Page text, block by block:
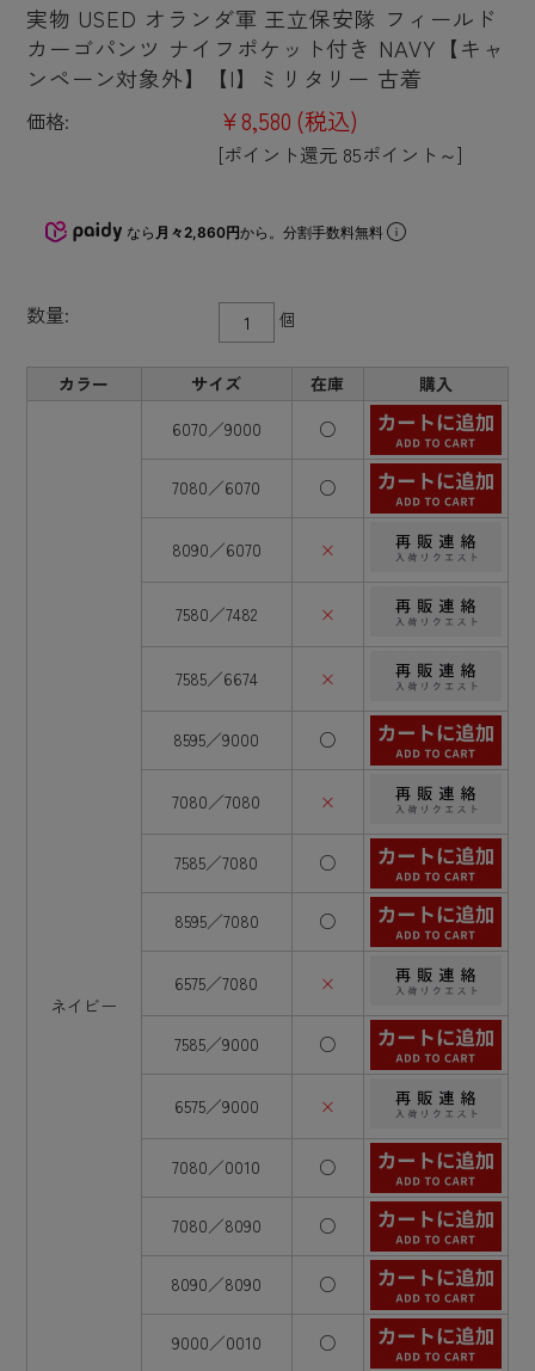
実物 USED オランダ軍 王立保安隊 フィールド
カーゴパンツ ナイフポケット付き NAVY【キャ
ンペーン対象外】【I】ミリタリー 古着
価格: ¥8,580 (税込)
[ポイント還元 85ポイント～]
なら 月々2,860円から。分割手数料無料
数量: 個
カラー サイズ 在庫 購入
ネイビー
6070／9000 ○
7080／6070 ○
8090／6070 ×
7580／7482 ×
7585／6674 ×
8595／9000 ○
7080／7080 ×
7585／7080 ○
8595／7080 ○
6575／7080 ×
7585／9000 ○
6575／9000 ×
7080／0010 ○
7080／8090 ○
8090／8090 ○
9000／0010 ○